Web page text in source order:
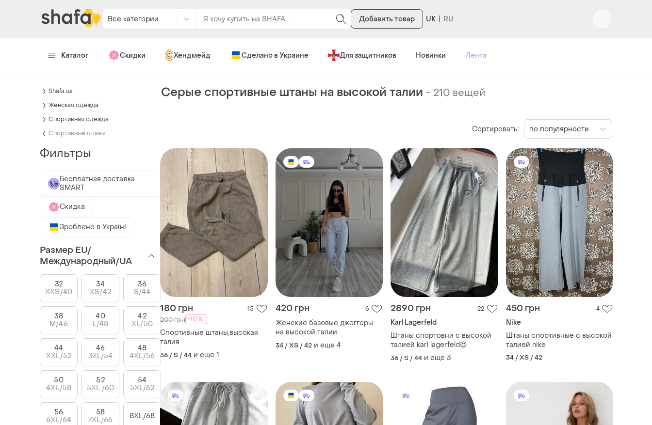
Все категории Добавить товар UK
Каталог Скидки Хендмейд Сделано в Украине Для защитников Новинки Лента
Серые спортивные штаны на высокой талии - 210 вещей
180 грн 15
200 грн -10%
Спортивные штаны,высокая
талия
36 / S / 44 и еще 1
420 грн 6
Женские базовые джоггеры
на высокой талии
34 / XS / 42 и еще 4
2890 грн 22
Karl Lagerfeld
Штаны спортовни с высокой
талией karl lagerfeld😍
36 / S / 44 и еще 3
450 грн 4
Nike
Штаны спортивные с высокой
талией nike
34 / XS / 42
Сортировать: по популярности
Shafa.ua
Женская одежда
Спортивная одежда
Спортивные штаны
Фильтры
Бесплатная доставка
SMART
Скидка
Зроблено в Україні
Размер EU/
Международный/UA
32
XXS/40
34
XS/42
36
S/44
38
M/46
40
L/48
42
XL/50
44
XXL/52
46
3XL/54
48
4XL/56
50
4XL/58
52
5XL /60
54
5XL/62
56
6XL/64
58
7XL/66
8XL/68